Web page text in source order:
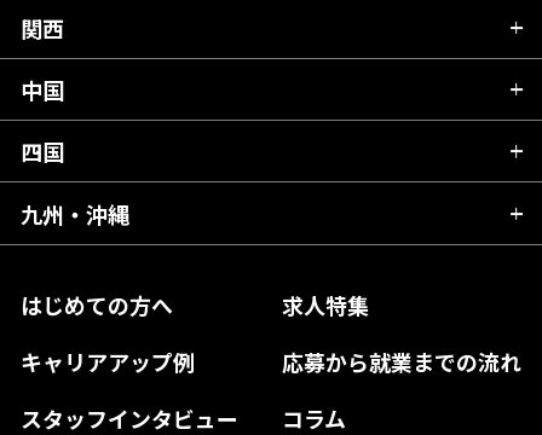
はじめての方へ
求人特集
キャリアアップ例
応募から就業までの流れ
スタッフインタビュー
コラム
岩手県
宮城県
福島県
群馬県
千葉県
東京都
神奈川県
富山県
石川県
山梨県
長野県
岐阜県
静岡県
愛知県
関西
滋賀県
京都府
大阪府
奈良県
和歌山県
中国
広島県
岡山県
島根県
山口県
四国
愛媛県
高知県
徳島県
九州・沖縄